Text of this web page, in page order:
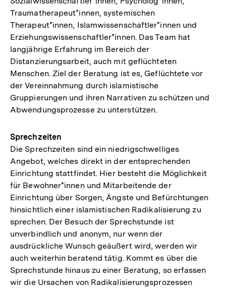
Traumatherapeut*innen, systemischen
Therapeut*innen, Islamwissenschaftler*innen und
Erziehungswissenschaftler*innen. Das Team hat
langjährige Erfahrung im Bereich der
Distanzierungsarbeit, auch mit geflüchteten
Menschen. Ziel der Beratung ist es, Geflüchtete vor
der Vereinnahmung durch islamistische
Gruppierungen und ihren Narrativen zu schützen und
Abwendungsprozesse zu unterstützen.
Sprechzeiten
Die Sprechzeiten sind ein niedrigschwelliges
Angebot, welches direkt in der entsprechenden
Einrichtung stattfindet. Hier besteht die Möglichkeit
für Bewohner*innen und Mitarbeitende der
Einrichtung über Sorgen, Ängste und Befürchtungen
hinsichtlich einer islamistischen Radikalisierung zu
sprechen. Der Besuch der Sprechstunde ist
unverbindlich und anonym, nur wenn der
ausdrückliche Wunsch geäußert wird, werden wir
auch weiterhin beratend tätig. Kommt es über die
Sprechstunde hinaus zu einer Beratung, so erfassen
wir die Ursachen von Radikalisierungsprozessen